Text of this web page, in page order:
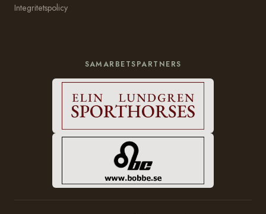
Integritetspolicy
SAMARBETSPARTNERS